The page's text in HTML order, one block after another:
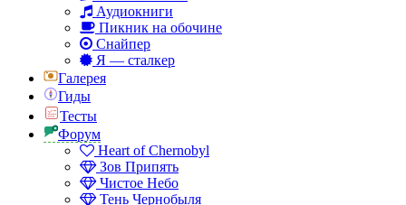
Аудиокниги
Пикник на обочине
Снайпер
Я — сталкер
Галерея
Гиды
Тесты
Форум
Heart of Chernobyl
Зов Припять
Чистое Небо
Тень Чернобыля